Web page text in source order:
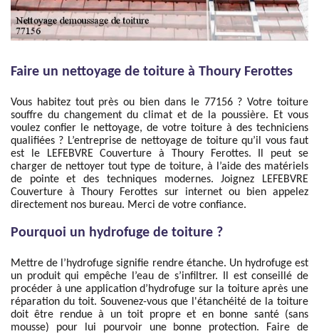
Faire un nettoyage de toiture à Thoury Ferottes
Vous habitez tout près ou bien dans le 77156 ? Votre toiture
souffre du changement du climat et de la poussière. Et vous
voulez confier le nettoyage, de votre toiture à des techniciens
qualifiées ? L’entreprise de nettoyage de toiture qu’il vous faut
est le LEFEBVRE Couverture à Thoury Ferottes. Il peut se
charger de nettoyer tout type de toiture, à l’aide des matériels
de pointe et des techniques modernes. Joignez LEFEBVRE
Couverture à Thoury Ferottes sur internet ou bien appelez
directement nos bureau. Merci de votre confiance.
Pourquoi un hydrofuge de toiture ?
Mettre de l’hydrofuge signifie rendre étanche. Un hydrofuge est
un produit qui empêche l’eau de s’infiltrer. Il est conseillé de
procéder à une application d’hydrofuge sur la toiture après une
réparation du toit. Souvenez-vous que l'étanchéité de la toiture
doit être rendue à un toit propre et en bonne santé (sans
mousse) pour lui pourvoir une bonne protection. Faire de